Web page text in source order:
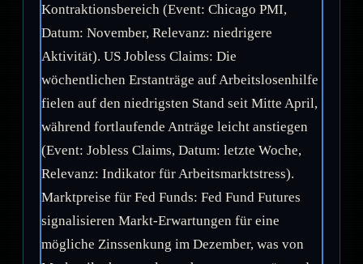
Kontraktionsbereich (Event: Chicago PMI,
Datum: November, Relevanz: niedrigere
Aktivität). US Jobless Claims: Die
wöchentlichen Erstanträge auf Arbeitslosenhilfe
fielen auf den niedrigsten Stand seit Mitte April,
während fortlaufende Anträge leicht anstiegen
(Event: Jobless Claims, Datum: letzte Woche,
Relevanz: Indikator für Arbeitsmarktstress).
Marktpreise für Fed Funds: Fed Fund Futures
signalisieren Markt-Erwartungen für eine
mögliche Zinssenkung im Dezember, was von